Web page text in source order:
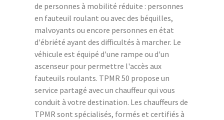
de personnes à mobilité réduite : personnes
en fauteuil roulant ou avec des béquilles,
malvoyants ou encore personnes en état
d'ébriété ayant des difficultés à marcher. Le
véhicule est équipé d'une rampe ou d'un
ascenseur pour permettre l'accès aux
fauteuils roulants. TPMR 50 propose un
service partagé avec un chauffeur qui vous
conduit à votre destination. Les chauffeurs de
TPMR sont spécialisés, formés et certifiés à